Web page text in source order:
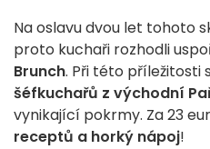
Na oslavu dvou let tohoto
proto kuchaři rozhodli
Brunch. Při této příležitosti
šéfkuchařů z východní
vynikající pokrmy. Za 23
receptů a horký nápoj!